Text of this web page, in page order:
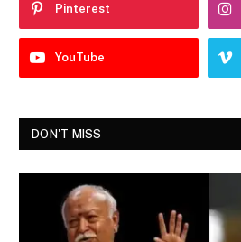
Pinterest
YouTube
DON'T MISS